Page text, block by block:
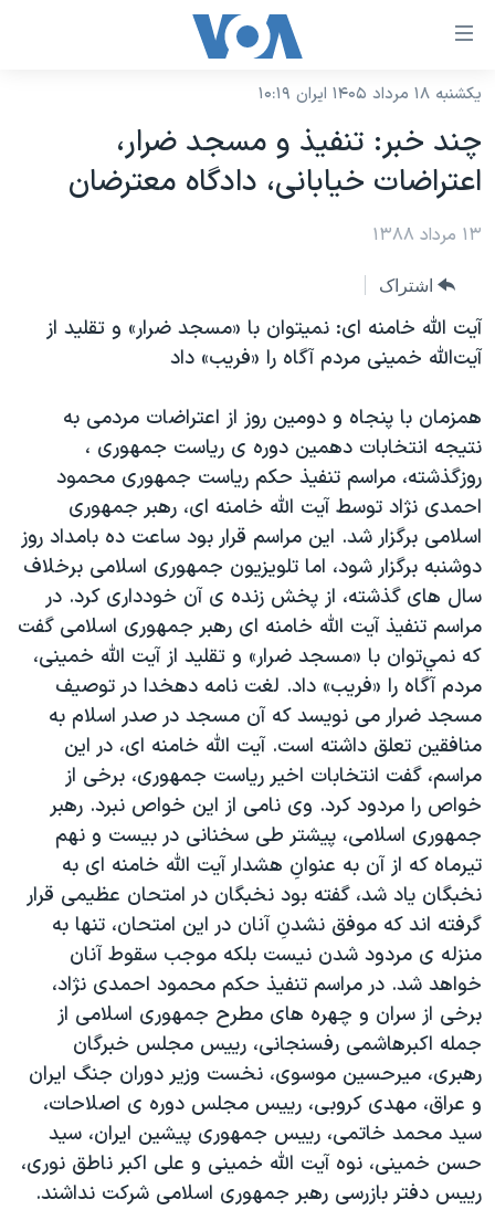
لینکهای
دسترسی
جهش
به
محتوای
اصلی
صفحه
اصلی
جهش
جستجو
نسخه سبک وب‌سایت
موضوع ها
ایران
آمریکا
جهان
ورزشی
ویژه برنامه‌ها
ویدیوها
فرهنگ و زندگی
حقوق شهروندی
اقتصادی
علم و فناوری
اسرائیل در جنگ
گالری عکس
آرشیو پخش زنده
برنامه های تلویزیونی
جدول برنامه ها
صفحه‌های ویژه
جام جهانی ۲۰۲۶
بایگانی برنامه‌های تلویزیونی
مستندها
انتخابات ریاست جمهوری آمریکا ۲۰۲۴
حمله جمهوری اسلامی به اسرائیل
رمز مهسا
ورزش زنان در ایران
اعتراضات زن، زندگی، آزادی
مجموعه مستندهای دادخواهی
تریبونال مردمی آبان ۹۸
دادگاه حمید نوری
چهل سال گروگان‌گیری
قانون شفافیت دارائی کادر رهبری ایران
اعتراضات مردمی آبان ۹۸
اسرائیل در جنگ
نرگس محمدی برنده جایزه نوبل صلح
همایش محافظه‌کاران آمریکا «سی‌پک»
صفحه‌های ویژه
سفر پرزیدنت ترامپ به چین
فرکانس‌های صدای آمریکا
یادگیری زبان انگلیسی
دنبال کنید
زبانهای مختلف
یکشنبه ۱۸ مرداد ۱۴۰۵ ایران ۱۰:۱۹
چند خبر: تنفيذ و مسجد ضرار،
اعتراضات خيابانی، دادگاه معترضان
۱۳ مرداد ۱۳۸۸
اشتراک
آيت الله خامنه ای: نميتوان با «مسجد ضرار» و تقليد از
آيت‌الله خمينی مردم آگاه را «فريب» داد
همزمان با پنجاه و دومين روز از اعتراضات مردمی به
نتيجه انتخابات دهمين دوره ی رياست جمهوری ،
روزگذشته، مراسم تنفيذ حکم رياست جمهوری محمود
احمدی نژاد توسط آيت الله خامنه ای، رهبر جمهوری
اسلامی برگزار شد. اين مراسم قرار بود ساعت ده بامداد روز
دوشنبه برگزار شود، اما تلويزيون جمهوری اسلامی برخلاف
سال های گذشته، از پخش زنده ی آن خودداری کرد. در
مراسم تنفيذ آيت الله خامنه ای رهبر جمهوری اسلامی گفت
که نمي‌توان با «مسجد ضرار» و تقليد از آيت ‌الله خمينی،
مردم آگاه را «فريب» داد. لغت نامه دهخدا در توصيف
مسجد ضرار می نويسد که آن مسجد در صدر اسلام به
منافقين تعلق داشته است. آيت الله خامنه ای، در اين
مراسم، گفت انتخابات اخير رياست جمهوری، برخی از
خواص را مردود کرد. وی نامی از اين خواص نبرد. رهبر
جمهوری اسلامی، پيشتر طی سخنانی در بيست و نهم
تيرماه که از آن به عنوانِ هشدار آيت الله خامنه ای به
نخبگان ياد شد، گفته بود نخبگان در امتحان عظيمی قرار
گرفته اند که موفق نشدنِ آنان در اين امتحان، تنها به
منزله ی مردود شدن نيست بلکه موجب سقوط آنان
خواهد شد. در مراسم تنفيذ حکم محمود احمدی نژاد،
برخی از سران و چهره های مطرح جمهوری اسلامی از
جمله اکبرهاشمی رفسنجانی، رييس مجلس خبرگان
رهبری، ميرحسين موسوی، نخست وزير دوران جنگ ايران
و عراق، مهدی کروبی، رييس مجلس دوره ی اصلاحات،
سيد محمد خاتمی، رييس جمهوری پيشين ايران، سيد
حسن خمينی، نوه آيت الله خمينی و علی اکبر ناطق نوری،
رييس دفتر بازرسی رهبر جمهوری اسلامی شرکت نداشند.